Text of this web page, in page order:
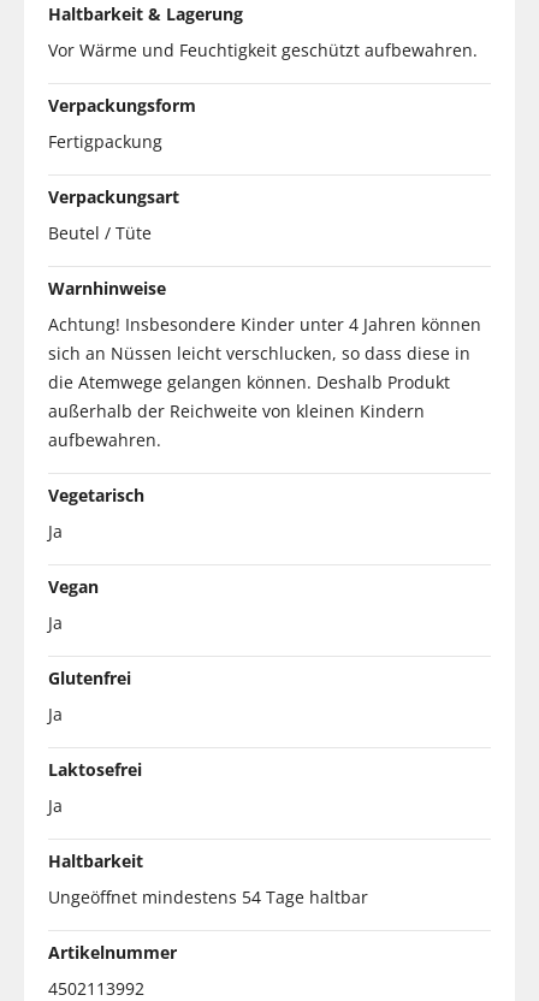
Haltbarkeit & Lagerung
Vor Wärme und Feuchtigkeit geschützt aufbewahren.
Verpackungsform
Fertigpackung
Verpackungsart
Beutel / Tüte
Warnhinweise
Achtung! Insbesondere Kinder unter 4 Jahren können
sich an Nüssen leicht verschlucken, so dass diese in
die Atemwege gelangen können. Deshalb Produkt
außerhalb der Reichweite von kleinen Kindern
aufbewahren.
Vegetarisch
Ja
Vegan
Ja
Glutenfrei
Ja
Laktosefrei
Ja
Haltbarkeit
Ungeöffnet mindestens 54 Tage haltbar
Artikelnummer
4502113992